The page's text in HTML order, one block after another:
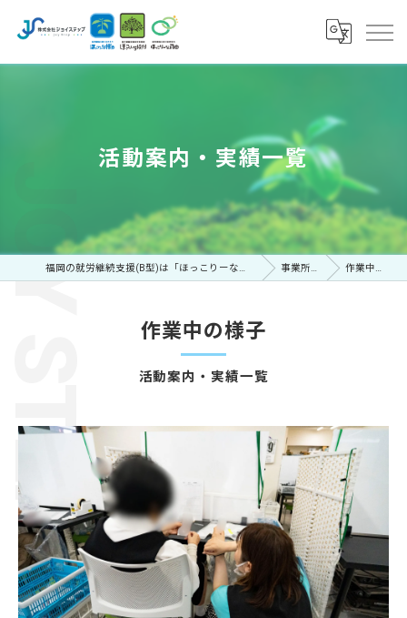
活動案内・実績一覧
福岡の就労継続支援(B型)は「ほっこりーな博多・板付・八田」 事業所案内 作業中の様子
活動案内・実績一覧
作業中の様子